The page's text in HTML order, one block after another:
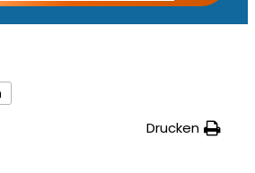
Drucken